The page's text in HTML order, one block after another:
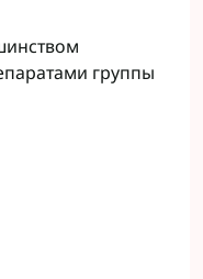
группы